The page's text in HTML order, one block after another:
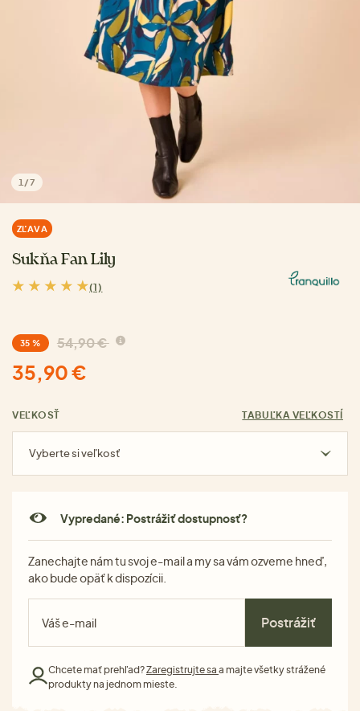
1 /7
ZĽAVA
Sukňa Fan Lily
(1)
35 % 54,90 €
35,90 €
VEĽKOSŤ TABUĽKA VEĽKOSTÍ
Vyberte si veľkosť
Vypredané: Postrážiť dostupnosť?
Zanechajte nám tu svoj e-mail a my sa vám ozveme hneď,
ako bude opäť k dispozícii.
Postrážiť
Chcete mať prehľad?Zaregistrujte sa a majte všetky strážené
produkty na jednom mieste.